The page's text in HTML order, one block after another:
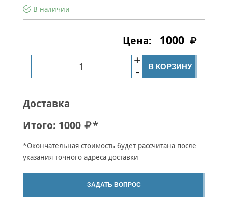
В наличии
1000
В КОРЗИНУ
Доставка
Итого: 1000 *
*Окончательная стоимость будет рассчитана после
указания точного адреса доставки
ЗАДАТЬ ВОПРОС